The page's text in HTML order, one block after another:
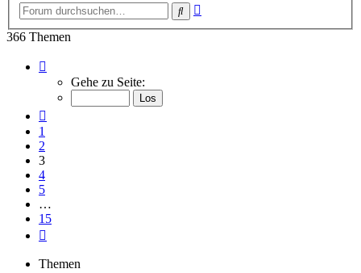
Suche
366 Themen
von
Gehe zu Seite:
1
2
3
4
5
…
15
Themen